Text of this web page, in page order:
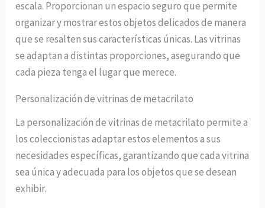
escala. Proporcionan un espacio seguro que permite
organizar y mostrar estos objetos delicados de manera
que se resalten sus características únicas. Las vitrinas
se adaptan a distintas proporciones, asegurando que
cada pieza tenga el lugar que merece.
Personalización de vitrinas de metacrilato
La personalización de vitrinas de metacrilato permite a
los coleccionistas adaptar estos elementos a sus
necesidades específicas, garantizando que cada vitrina
sea única y adecuada para los objetos que se desean
exhibir.